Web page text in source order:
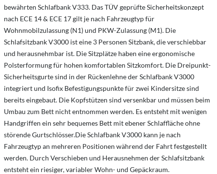
bewährten Schlafbank V333. Das TÜV geprüfte Sicherheitskonzept
nach ECE 14 & ECE 17 gilt je nach Fahrzeugtyp für
Wohnmobilzulassung (N1) und PKW-Zulassung (M1). Die
Schlafsitzbank V3000 ist eine 3 Personen Sitzbank, die verschiebbar
und herausnehmbar ist. Die Sitzplätze haben eine ergonomische
Polsterformung für hohen komfortablen Sitzkomfort. Die Dreipunkt-
Sicherheitsgurte sind in der Rückenlehne der Schlafbank V3000
integriert und Isofix Befestigungspunkte für zwei Kindersitze sind
bereits eingebaut. Die Kopfstützen sind versenkbar und müssen beim
Umbau zum Bett nicht entnommen werden. Es entsteht mit wenigen
Handgriffen ein sehr bequemes Bett mit ebener Schlaffläche ohne
störende Gurtschlösser.Die Schlafbank V3000 kann je nach
Fahrzeugtyp an mehreren Positionen während der Fahrt festgestellt
werden. Durch Verschieben und Herausnehmen der Schlafsitzbank
entsteht ein riesiger, variabler Wohn- und Gepäckraum.